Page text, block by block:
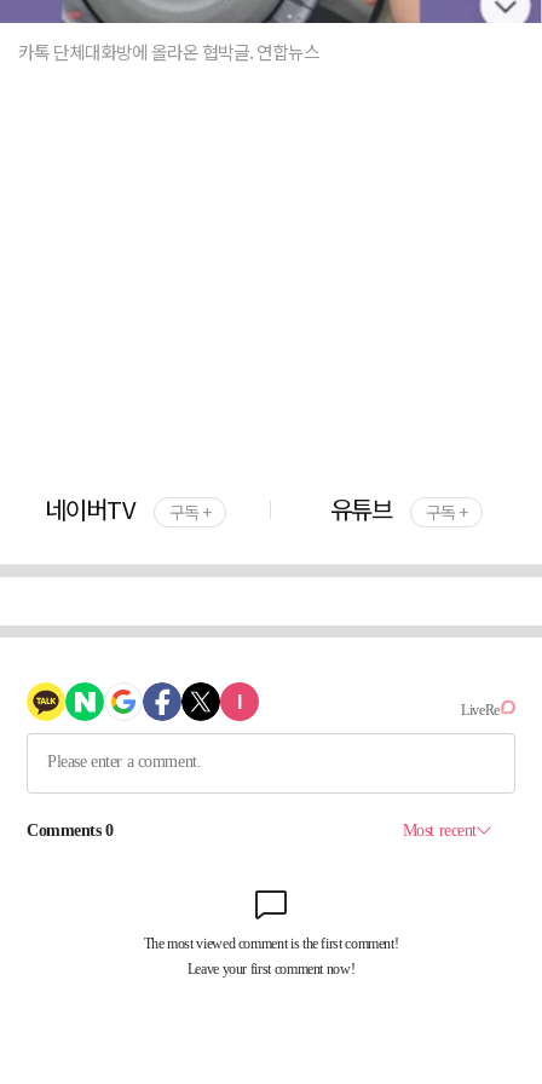
카톡 단체대화방에 올라온 협박글. 연합뉴스
네이버TV 구독 + 유튜브 구독 +